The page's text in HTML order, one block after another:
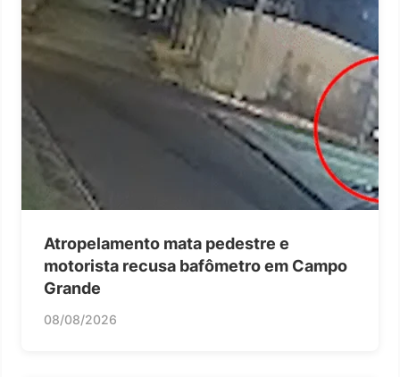
Atropelamento mata pedestre e
motorista recusa bafômetro em Campo
Grande
08/08/2026